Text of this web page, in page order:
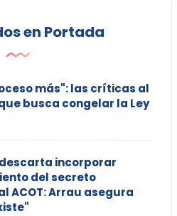
en Portada
más": las críticas al
busca congelar la Ley
incorporar
del secreto
ACOT: Arrau asegura